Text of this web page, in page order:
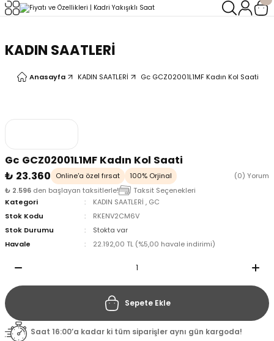
KADIN SAATLERİ
Anasayfa KADIN SAATLERİ Gc GCZ02001L1MF Kadın Kol Saati
Gc GCZ02001L1MF Kadın Kol Saati
₺ 23.360
Online'a özel fırsat 100% Orjinal
(0) Yorum
₺ 2.596 den başlayan taksitlerle!
Taksit Seçenekleri
Kategori
KADIN SAATLERİ , GC
Stok Kodu
RKENV2CM6V
Stok Durumu
Stokta var
Havale
22.192,00 TL (%5,00 havale indirimi)
Sepete Ekle
Saat 16:00’a kadar ki tüm siparişler aynı gün kargoda!
Geri Dön
Geri Dön